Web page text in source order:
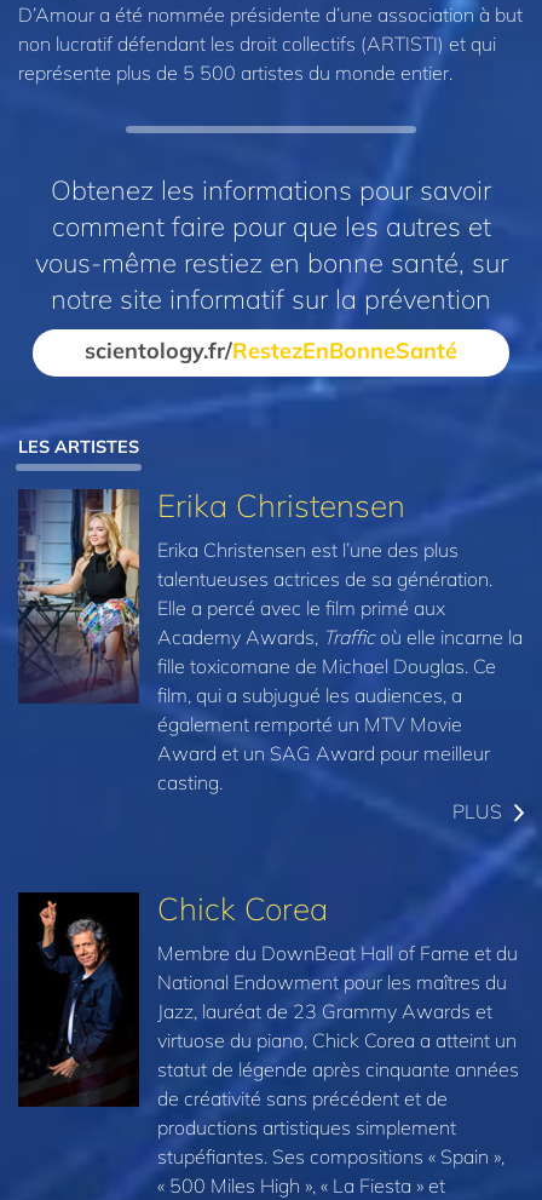
D’Amour a été nommée présidente d’une association à but
non lucratif défendant les droit collectifs (ARTISTI) et qui
représente plus de 5 500 artistes du monde entier.
Obtenez les informations pour savoir
comment faire pour que les autres et
vous-même restiez en bonne santé, sur
notre site informatif sur la prévention
scientology.fr/RestezEnBonneSanté
LES ARTISTES
Erika Christensen
Erika Christensen est l’une des plus
talentueuses actrices de sa génération.
Elle a percé avec le film primé aux
Academy Awards, Trafficoù elle incarne la
fille toxicomane de Michael Douglas. Ce
film, qui a subjugué les audiences, a
également remporté un MTV Movie
Award et un SAG Award pour meilleur
casting.
PLUS
Chick Corea
Membre du DownBeat Hall of Fame et du
National Endowment pour les maîtres du
Jazz, lauréat de 23 Grammy Awards et
virtuose du piano, Chick Corea a atteint un
statut de légende après cinquante années
de créativité sans précédent et de
productions artistiques simplement
stupéfiantes. Ses compositions « Spain »,
« 500 Miles High », « La Fiesta » et